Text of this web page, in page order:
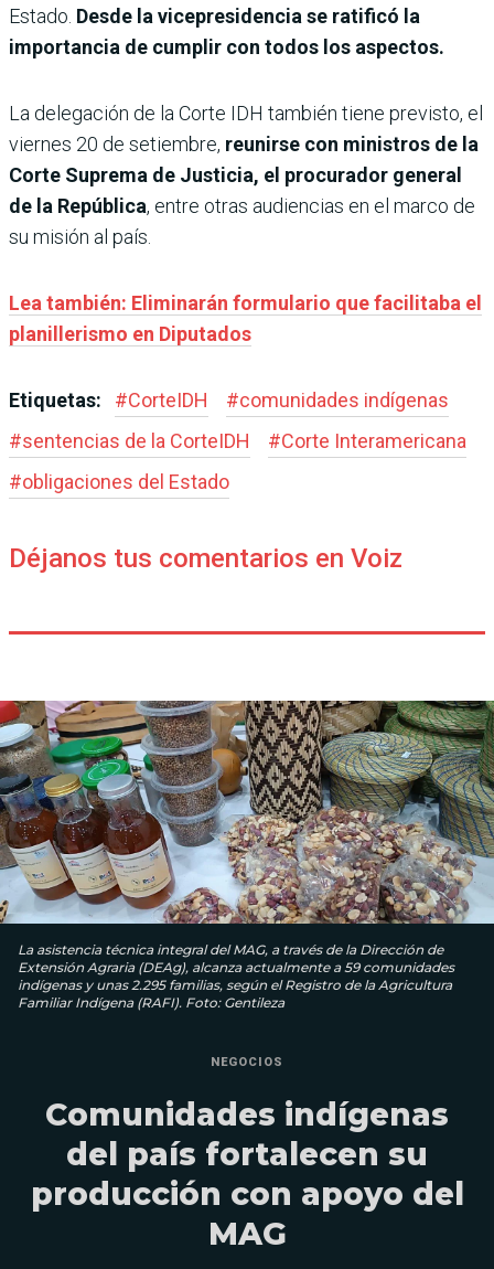
Estado. Desde la vicepresidencia se ratificó la
importancia de cumplir con todos los aspectos.
La delegación de la Corte IDH también tiene previsto, el
viernes 20 de setiembre, reunirse con ministros de la
Corte Suprema de Justicia, el procurador general
de la República, entre otras audiencias en el marco de
su misión al país.
Lea también: Eliminarán formulario que facilitaba el
planillerismo en Diputados
Etiquetas: #CorteIDH #comunidades indígenas
#sentencias de la CorteIDH #Corte Interamericana
#obligaciones del Estado
Déjanos tus comentarios en Voiz
La asistencia técnica integral del MAG, a través de la Dirección de
Extensión Agraria (DEAg), alcanza actualmente a 59 comunidades
indígenas y unas 2.295 familias, según el Registro de la Agricultura
Familiar Indígena (RAFI). Foto: Gentileza
NEGOCIOS
Comunidades indígenas
del país fortalecen su
producción con apoyo del
MAG